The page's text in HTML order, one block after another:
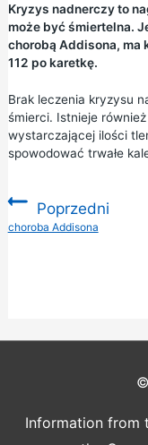
Kryzys nadnerczy to
może być śmiertelna.
chorobą Addisona, ma
112 po karetkę.
Brak leczenia kryzysu
śmierci. Istnieje
wystarczającej ilości
spowodować trwałe
Poprzedni
:choroba Addisona
Information from